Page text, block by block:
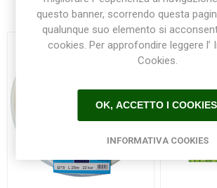
Prodotti
questo banner, scorrendo questa
qualunque suo elemento si
cookies. Per approfondire leggere l’
Cookies.
OK, ACCETTO I
INFORMATIVA COOKIES